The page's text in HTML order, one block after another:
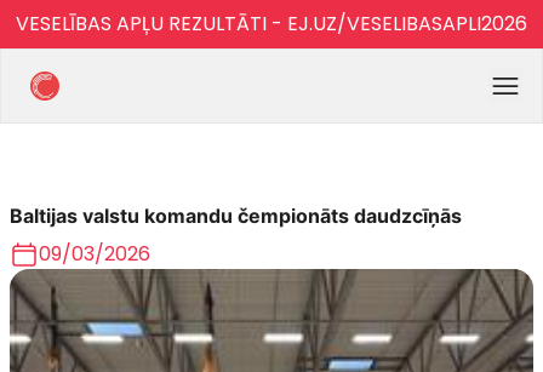
VESELĪBAS APĻU REZULTĀTI - EJ.UZ/VESELIBASAPLI2026
Baltijas valstu komandu čempionāts daudzcīņās
09/03/2026